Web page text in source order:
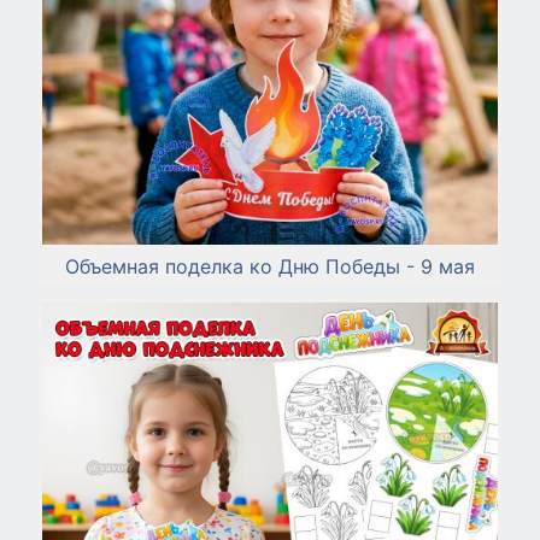
Объемная поделка ко Дню Победы - 9 мая